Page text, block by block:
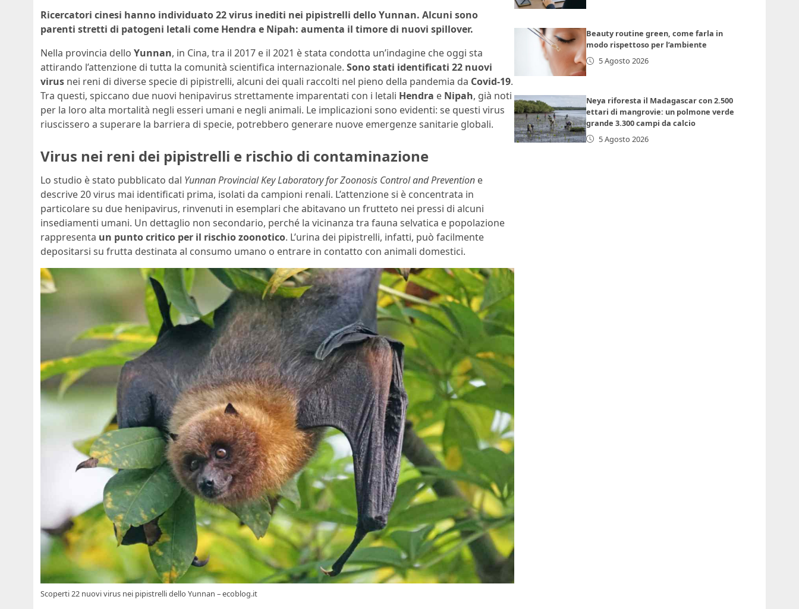
Ricercatori cinesi hanno individuato 22 virus inediti nei pipistrelli dello Yunnan. Alcuni sono
parenti stretti di patogeni letali come Hendra e Nipah: aumenta il timore di nuovi spillover.
Nella provincia dello Yunnan, in Cina, tra il 2017 e il 2021 è stata condotta un’indagine che oggi sta
attirando l’attenzione di tutta la comunità scientifica internazionale. Sono stati identificati 22 nuovi
virus nei reni di diverse specie di pipistrelli, alcuni dei quali raccolti nel pieno della pandemia da Covid-19.
Tra questi, spiccano due nuovi henipavirus strettamente imparentati con i letali Hendra e Nipah, già noti
per la loro alta mortalità negli esseri umani e negli animali. Le implicazioni sono evidenti: se questi virus
riuscissero a superare la barriera di specie, potrebbero generare nuove emergenze sanitarie globali.
Virus nei reni dei pipistrelli e rischio di contaminazione
Lo studio è stato pubblicato dal Yunnan Provincial Key Laboratory for Zoonosis Control and Prevention e
descrive 20 virus mai identificati prima, isolati da campioni renali. L’attenzione si è concentrata in
particolare su due henipavirus, rinvenuti in esemplari che abitavano un frutteto nei pressi di alcuni
insediamenti umani. Un dettaglio non secondario, perché la vicinanza tra fauna selvatica e popolazione
rappresenta un punto critico per il rischio zoonotico. L’urina dei pipistrelli, infatti, può facilmente
depositarsi su frutta destinata al consumo umano o entrare in contatto con animali domestici.
Scoperti 22 nuovi virus nei pipistrelli dello Yunnan – ecoblog.it
Beauty routine green, come farla in
modo rispettoso per l’ambiente
5 Agosto 2026
Neya riforesta il Madagascar con 2.500
ettari di mangrovie: un polmone verde
grande 3.300 campi da calcio
5 Agosto 2026